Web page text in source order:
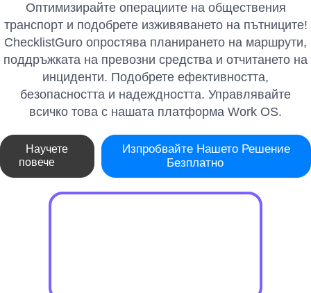
Оптимизирайте операциите на обществения
транспорт и подобрете изживяването на пътниците!
ChecklistGuro опростява планирането на маршрути,
поддръжката на превозни средства и отчитането на
инциденти. Подобрете ефективността,
безопасността и надеждността. Управлявайте
всичко това с нашата платформа Work OS.
Научете
повече
Изпробвайте Нашето Решение
Безплатно